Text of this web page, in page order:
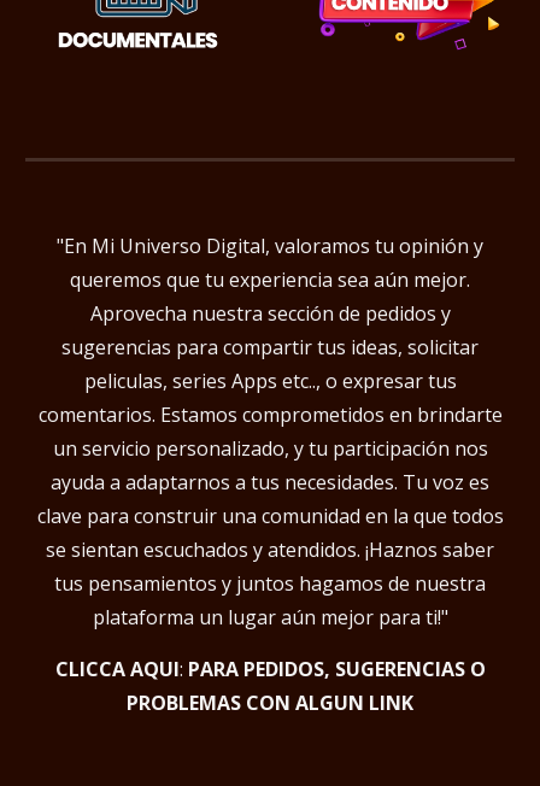
"En Mi Universo Digital, valoramos tu opinión y
queremos que tu experiencia sea aún mejor.
Aprovecha nuestra sección de pedidos y
sugerencias para compartir tus ideas, solicitar
peliculas, series Apps etc.., o expresar tus
comentarios. Estamos comprometidos en brindarte
un servicio personalizado, y tu participación nos
ayuda a adaptarnos a tus necesidades. Tu voz es
clave para construir una comunidad en la que todos
se sientan escuchados y atendidos. ¡Haznos saber
tus pensamientos y juntos hagamos de nuestra
plataforma un lugar aún mejor para ti!"
CLICCA AQUI: PARA PEDIDOS, SUGERENCIAS O
PROBLEMAS CON ALGUN LINK